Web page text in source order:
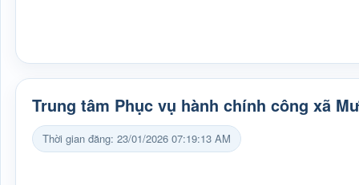
Trung tâm Phục vụ hành chính công xã
Thời gian đăng: 23/01/2026 07:19:13 AM